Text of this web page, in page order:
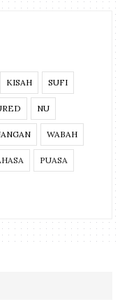
KISAH SUFI
NU
WABAH
PUASA